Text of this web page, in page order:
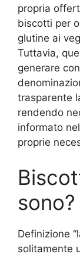
propria
biscotti per
glutine ai
Tuttavia,
generare
trasparente
rendendo
informato
proprie
sono?
Definizione
solitamente